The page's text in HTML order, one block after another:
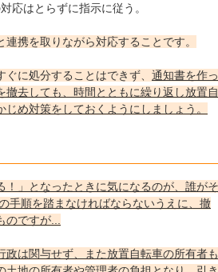
応はとらずに指示に従う。
携を取りながら対応することです。
に処分することはできず、 通知書を作っ
去しても、時間とともに繰り返し放置自
め対策をしておくようにしましょう。
！」となったときに気になるのが、誰がそ
手順を踏まなければならないうえに、撤
のですが...
政は関与せず、また放置自転車の所有者も